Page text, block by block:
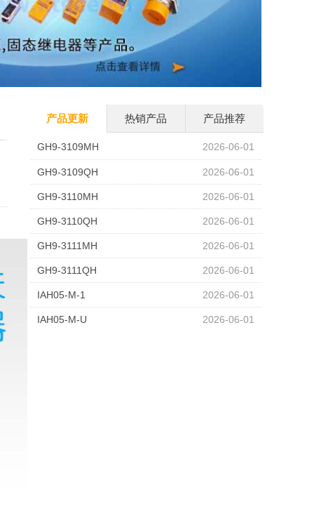
产品更新 热销产品 产品推荐
2026-06-01
GH9-3109MH
2026-06-01
GH9-3109QH
2026-06-01
GH9-3110MH
2026-06-01
GH9-3110QH
2026-06-01
GH9-3111MH
2026-06-01
GH9-3111QH
2026-06-01
IAH05-M-1
2026-06-01
IAH05-M-U